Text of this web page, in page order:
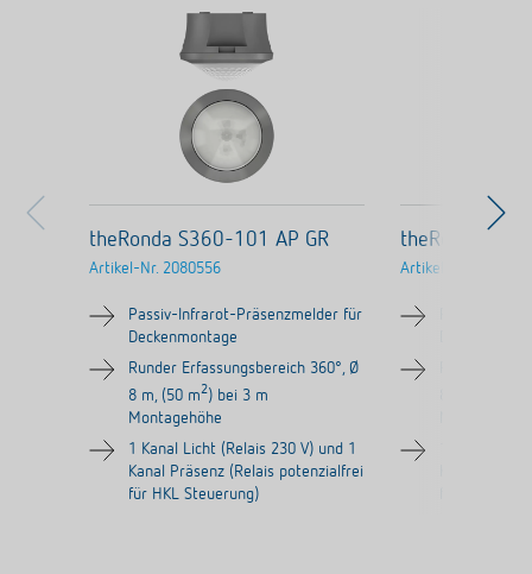
theRonda S360-101 AP GR
Artikel-Nr. 2080556
Passiv-Infrarot-Präsenzmelder für
Deckenmontage
Runder Erfassungsbereich 360°, Ø
8 m, (50 m2) bei 3 m
Montagehöhe
1 Kanal Licht (Relais 230 V) und 1
Kanal Präsenz (Relais potenzialfrei
für HKL Steuerung)
theRonda
Artikel-Nr.